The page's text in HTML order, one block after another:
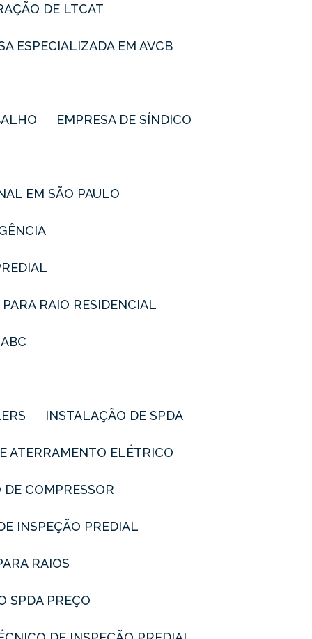
DE LTCAT
ESPECIALIZADA EM AVCB
EMPRESA DE SÍNDICO
EM SÃO PAULO
RAIO RESIDENCIAL
INSTALAÇÃO DE SPDA
ATERRAMENTO ELÉTRICO
DE COMPRESSOR
INSPEÇÃO PREDIAL
RAIOS
SPDA PREÇO